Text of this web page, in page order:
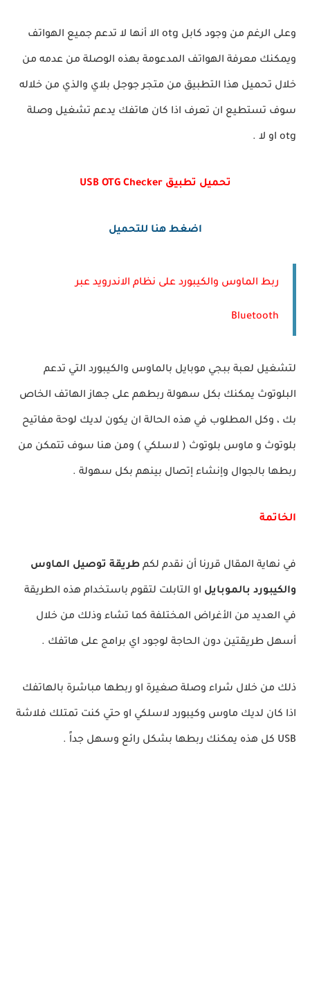
وعلى الرغم من وجود كابل otg الا أنها لا تدعم جميع الهواتف
ويمكنك معرفة الهواتف المدعومة بهذه الوصلة من عدمه من
خلال تحميل هذا التطبيق من متجر جوجل بلاي والذي من خلاله
سوف تستطيع ان تعرف اذا كان هاتفك يدعم تشغيل وصلة
otg او لا .
تحميل تطبيق USB OTG Checker‏
اضغط هنا للتحميل
ربط الماوس والكيبورد على نظام الاندرويد عبر
Bluetooth
لتشغيل لعبة ببجي موبايل بالماوس والكيبورد التي تدعم
البلوتوث يمكنك بكل سهولة ربطهم على جهاز الهاتف الخاص
بك ، وكل المطلوب في هذه الحالة ان يكون لديك لوحة مفاتيح
بلوتوث و ماوس بلوتوث ( لاسلكي ) ومن هنا سوف تتمكن من
ربطها بالجوال وإنشاء إتصال بينهم بكل سهولة .
الخاتمة
في نهاية المقال قررنا أن نقدم لكم طريقة توصيل الماوس
والكيبورد بالموبايل او التابلت لتقوم باستخدام هذه الطريقة
في العديد من الأغراض المختلفة كما تشاء وذلك من خلال
أسهل طريقتين دون الحاجة لوجود اي برامج على هاتفك .
ذلك من خلال شراء وصلة صغيرة او ربطها مباشرة بالهاتفك
اذا كان لديك ماوس وكيبورد لاسلكي او حتي كنت تمتلك فلاشة
USB كل هذه يمكنك ربطها بشكل رائع وسهل جداً .